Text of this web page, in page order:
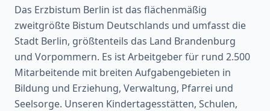
Das Erzbistum Berlin ist das flächenmäßig
zweitgrößte Bistum Deutschlands und umfasst die
Stadt Berlin, größtenteils das Land Brandenburg
und Vorpommern. Es ist Arbeitgeber für rund 2.500
Mitarbeitende mit breiten Aufgabengebieten in
Bildung und Erziehung, Verwaltung, Pfarrei und
Seelsorge. Unseren Kindertagesstätten, Schulen,